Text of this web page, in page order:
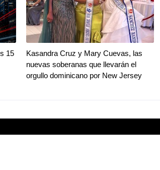
15
Kasandra Cruz y Mary Cuevas, las
nuevas soberanas que llevarán el
orgullo dominicano por New Jersey